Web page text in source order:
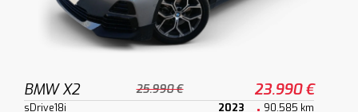
BMW X2 25.990 € 23.990 €
sDrive18i 2023 90.585 km